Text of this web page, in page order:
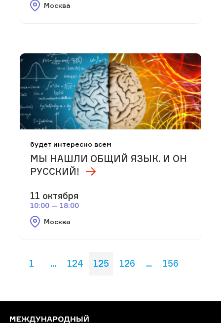
Москва
будет интересно всем
МЫ НАШЛИ ОБЩИЙ ЯЗЫК. И ОН
РУССКИЙ!
11 октября
10:00 — 18:00
Москва
1 ... 124 125 126 ... 156